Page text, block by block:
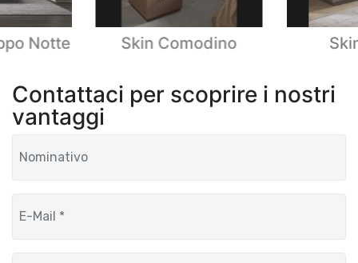
Notte Skin Comodino
Contattaci per scoprire i nostri
vantaggi